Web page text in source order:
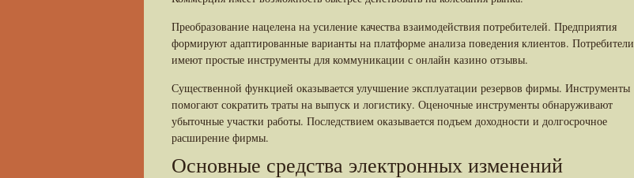
Преобразование нацелена на усиление качества взаимодействия потребителей. Предприятия
формируют адаптированные варианты на платформе анализа поведения клиентов. Потребители
имеют простые инструменты для коммуникации с онлайн казино отзывы.
Существенной функцией оказывается улучшение эксплуатации резервов фирмы. Инструменты
помогают сократить траты на выпуск и логистику. Оценочные инструменты обнаруживают
убыточные участки работы. Последствием оказывается подъем доходности и долгосрочное
расширение фирмы.
Основные средства электронных изменений